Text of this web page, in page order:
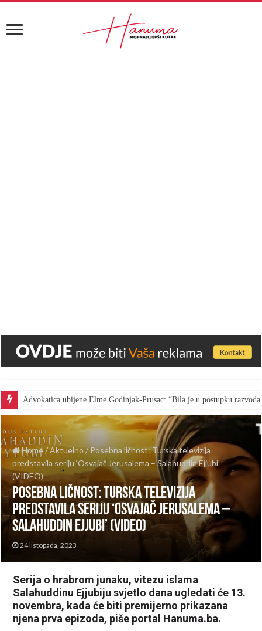
Advokatica ubijene Elme Godinjak-Prusac: “Bila je u postupku
Home/Aktuelno/Posebna ličnost: Turska televizija
predstavila seriju ‘Osvajač Jerusalema – Salahuddin Ejjubi’
(VIDEO)
Posebna ličnost: Turska televizija
predstavila seriju ‘Osvajač Jerusalema –
Salahuddin Ejjubi’ (VIDEO)
24 listopada, 2023
Serija o hrabrom junaku, vitezu islama
Salahuddinu Ejjubiju svjetlo dana ugledati će 13.
novembra, kada će biti premijerno prikazana
njena prva epizoda, piše portal Hanuma.ba.